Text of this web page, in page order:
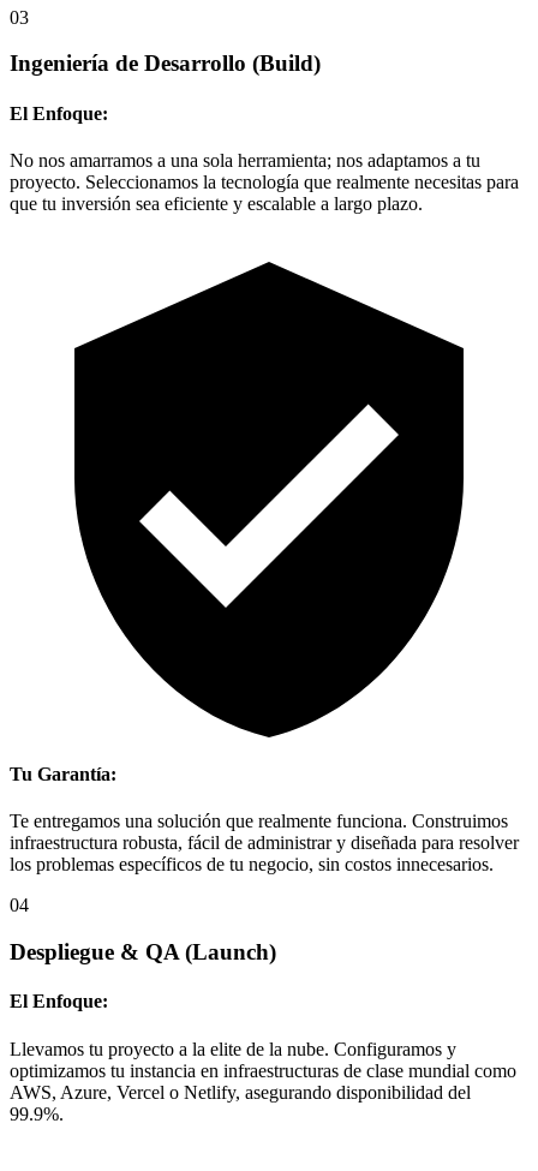
03
Ingeniería de Desarrollo (Build)
El Enfoque:
No nos amarramos a una sola herramienta; nos adaptamos a tu
proyecto. Seleccionamos la tecnología que realmente necesitas para
que tu inversión sea eficiente y escalable a largo plazo.
Tu Garantía:
Te entregamos una solución que realmente funciona. Construimos
infraestructura robusta, fácil de administrar y diseñada para resolver
los problemas específicos de tu negocio, sin costos innecesarios.
04
Despliegue & QA (Launch)
El Enfoque:
Llevamos tu proyecto a la elite de la nube. Configuramos y
optimizamos tu instancia en infraestructuras de clase mundial como
AWS, Azure, Vercel o Netlify, asegurando disponibilidad del
99.9%.